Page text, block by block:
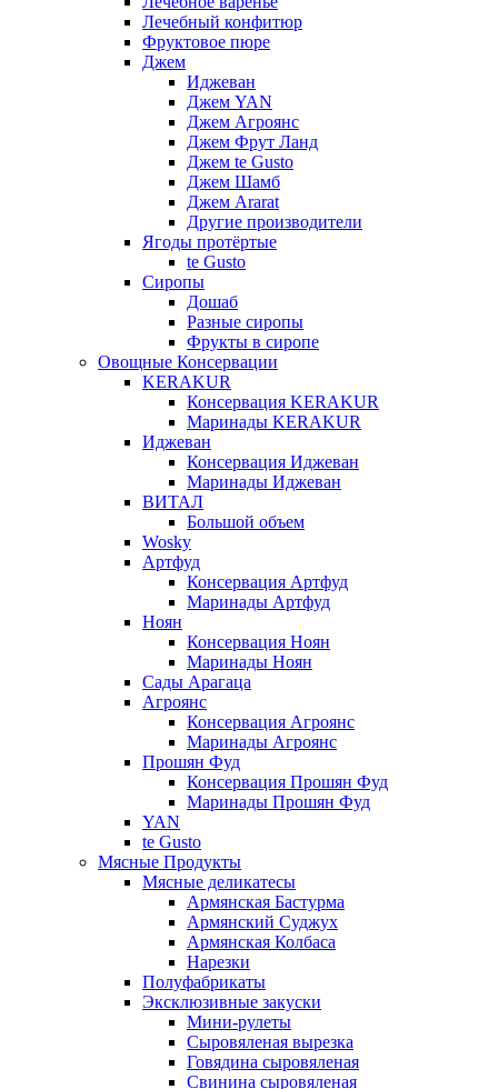
Лечебный конфитюр
Фруктовое пюре
Джем
Иджеван
Джем YAN
Джем Агроянс
Джем Фрут Ланд
Джем te Gusto
Джем Шамб
Джем Ararat
Другие производители
Ягоды протёртые
te Gusto
Сиропы
Дошаб
Разные сиропы
Фрукты в сиропе
Овощные Консервации
KERAKUR
Консервация KERAKUR
Маринады KERAKUR
Иджеван
Консервация Иджеван
Маринады Иджеван
ВИТАЛ
Большой объем
Wosky
Артфуд
Консервация Артфуд
Маринады Артфуд
Ноян
Консервация Ноян
Маринады Ноян
Сады Арагаца
Агроянс
Консервация Агроянс
Маринады Агроянс
Прошян Фуд
Консервация Прошян Фуд
Маринады Прошян Фуд
YAN
te Gusto
Мясные Продукты
Мясные деликатесы
Армянская Бастурма
Армянский Суджух
Армянская Колбаса
Нарезки
Полуфабрикаты
Эксклюзивные закуски
Мини-рулеты
Сыровяленая вырезка
Говядина сыровяленая
Свинина сыровяленая